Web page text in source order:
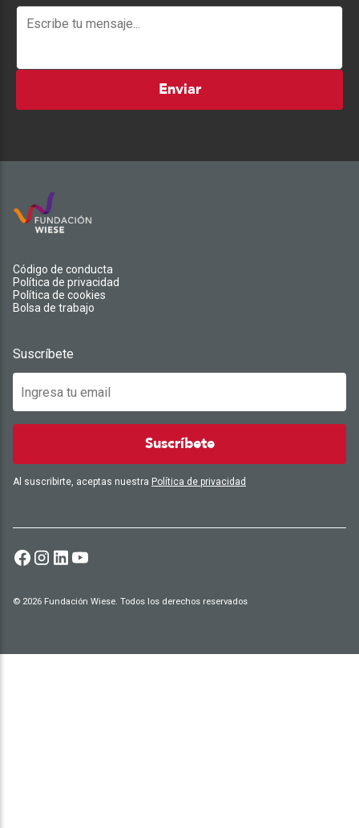
Enviar
Código de conducta
Política de privacidad
Política de cookies
Bolsa de trabajo
Suscríbete
Suscríbete
Al suscribirte, aceptas nuestra Política de privacidad
© 2026 Fundación Wiese. Todos los derechos reservados